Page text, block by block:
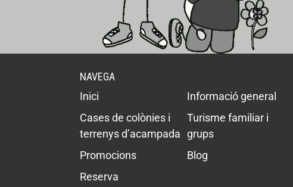
NAVEGA
Inici
Informació general
Cases de colònies i
terrenys d’acampada
Turisme familiar i
grups
Promocions
Blog
Reserva